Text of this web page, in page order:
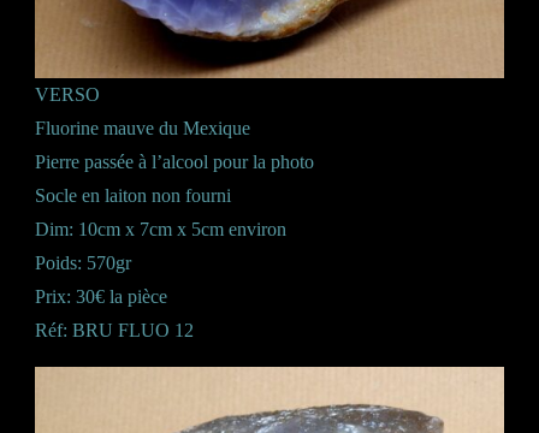
VERSO
Fluorine mauve du Mexique
Pierre passée à l’alcool pour la photo
Socle en laiton non fourni
Dim: 10cm x 7cm x 5cm environ
Poids: 570gr
Prix: 30€ la pièce
Réf: BRU FLUO 12